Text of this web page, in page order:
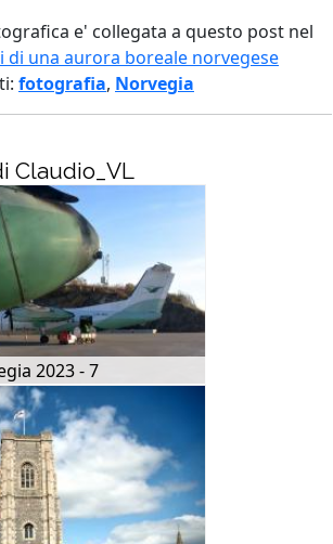
e' collegata a questo post nel
di una aurora boreale norvegese
fotografia, Norvegia
Claudio_VL
2023 - 7